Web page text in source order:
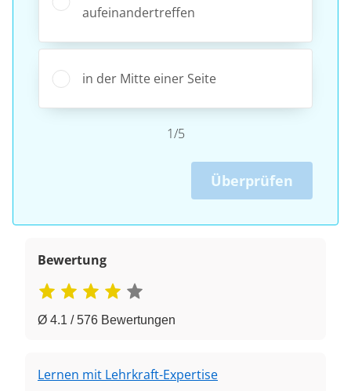
aufeinandertreffen
in der Mitte einer Seite
1/5
Überprüfen
Bewertung
Ø 4.1 / 576 Bewertungen
Lernen mit Lehrkraft-Expertise